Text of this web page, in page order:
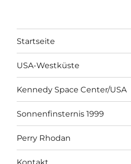
Startseite
USA-Westküste
Kennedy Space Center/USA
Sonnenfinsternis 1999
Perry Rhodan